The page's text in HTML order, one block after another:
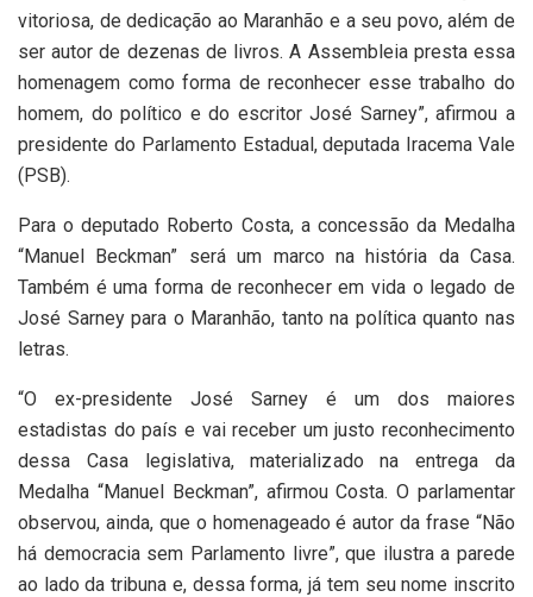
vitoriosa, de dedicação ao Maranhão e a seu povo, além de
ser autor de dezenas de livros. A Assembleia presta essa
homenagem como forma de reconhecer esse trabalho do
homem, do político e do escritor José Sarney”, afirmou a
presidente do Parlamento Estadual, deputada Iracema Vale
(PSB).
Para o deputado Roberto Costa, a concessão da Medalha
“Manuel Beckman” será um marco na história da Casa.
Também é uma forma de reconhecer em vida o legado de
José Sarney para o Maranhão, tanto na política quanto nas
letras.
“O ex-presidente José Sarney é um dos maiores
estadistas do país e vai receber um justo reconhecimento
dessa Casa legislativa, materializado na entrega da
Medalha “Manuel Beckman”, afirmou Costa. O parlamentar
observou, ainda, que o homenageado é autor da frase “Não
há democracia sem Parlamento livre”, que ilustra a parede
ao lado da tribuna e, dessa forma, já tem seu nome inscrito